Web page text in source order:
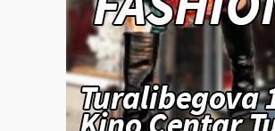
PAPARAZZO